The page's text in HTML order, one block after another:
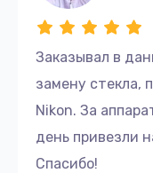
Заказывал в
замену стекла,
Nikon. За
день привезли
Спасибо!